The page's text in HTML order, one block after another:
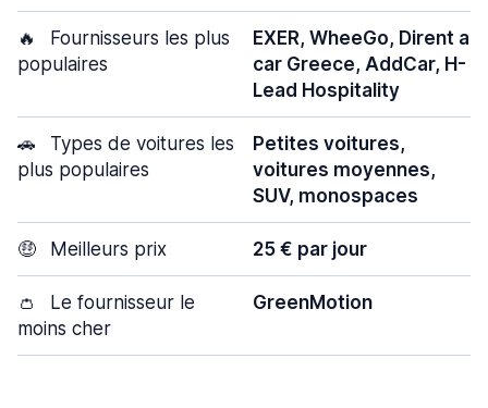
🔥
Fournisseurs les plus
populaires
EXER, WheeGo, Dirent a
car Greece, AddCar, H-
Lead Hospitality
🚗
Types de voitures les
plus populaires
Petites voitures,
voitures moyennes,
SUV, monospaces
🤑 Meilleurs prix 25 € par jour
👛
Le fournisseur le
moins cher
GreenMotion